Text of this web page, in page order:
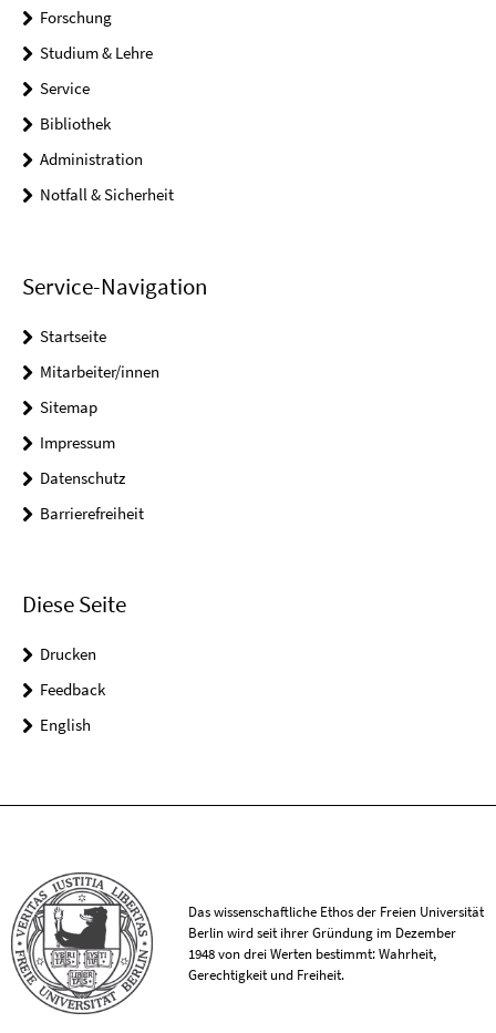
Forschung
Studium & Lehre
Service
Bibliothek
Administration
Notfall & Sicherheit
Service-Navigation
Startseite
Mitarbeiter/innen
Sitemap
Impressum
Datenschutz
Barrierefreiheit
Diese Seite
Drucken
Feedback
English
Das wissenschaftliche Ethos der Freien Universität
Berlin wird seit ihrer Gründung im Dezember
1948 von drei Werten bestimmt: Wahrheit,
Gerechtigkeit und Freiheit.